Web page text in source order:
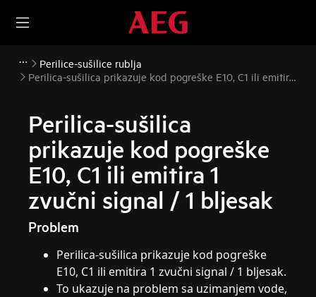
Perilice-sušilice rublja
Perilica-sušilica prikazuje kod pogreške E10, C1 ili emitira
Perilica-sušilica
prikazuje kod pogreške
E10, C1 ili emitira 1
zvučni signal / 1 bljesak
Problem
Perilica-sušilica prikazuje kod pogreške
E10, C1 ili emitira 1 zvučni signal / 1 bljesak.
To ukazuje na problem sa uzimanjem vode,